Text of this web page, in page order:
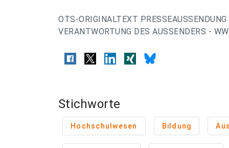
OTS-ORIGINALTEXT
VERANTWORTUNG DES AUSSENDERS -
Stichworte
Hochschulwesen Bildung